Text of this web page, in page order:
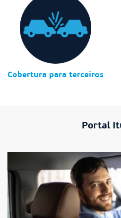
Cobertura para terceiros
Portal